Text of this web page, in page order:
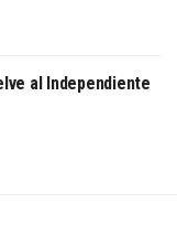
al Independiente